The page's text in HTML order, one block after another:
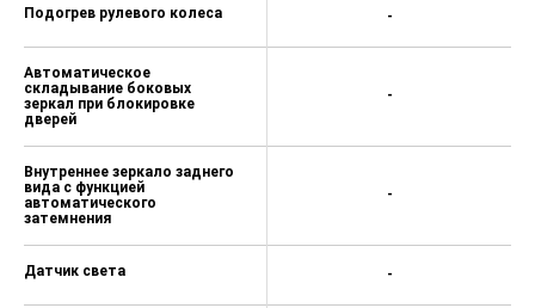
Подогрев рулевого колеса
Автоматическое
складывание боковых
зеркал при блокировке
дверей
Внутреннее зеркало заднего
вида с функцией
автоматического
затемнения
Датчик света
-
-
-
-